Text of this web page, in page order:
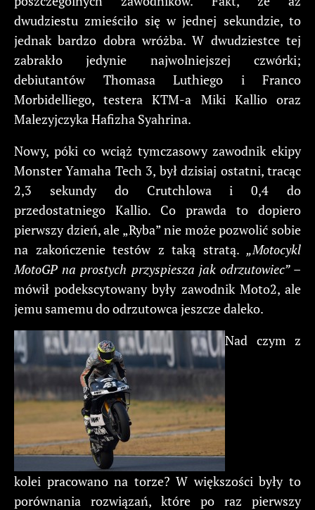
dwudziestu zmieściło się w jednej sekundzie, to
jednak bardzo dobra wróżba. W dwudziestce tej
zabrakło jedynie najwolniejszej czwórki;
debiutantów Thomasa Luthiego i Franco
Morbidelliego, testera KTM-a Miki Kallio oraz
Malezyjczyka Hafizha Syahrina.
Nowy, póki co wciąż tymczasowy zawodnik ekipy
Monster Yamaha Tech 3, był dzisiaj ostatni, tracąc
2,3 sekundy do Crutchlowa i 0,4 do
przedostatniego Kallio. Co prawda to dopiero
pierwszy dzień, ale „Ryba” nie może pozwolić sobie
na zakończenie testów z taką stratą. „Motocykl
MotoGP na prostych przyspiesza jak odrzutowiec”–
mówił podekscytowany były zawodnik Moto2, ale
jemu samemu do odrzutowca jeszcze daleko.
Nad czym z
kolei pracowano na torze? W większości były to
porównania rozwiązań, które po raz pierwszy